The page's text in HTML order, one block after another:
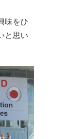
味をひ
と思い